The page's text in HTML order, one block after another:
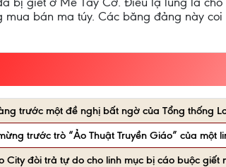
bán ma túy. Các băng đảng này
trước một đề nghị bất ngờ của Tổng thống
trước trò “Ảo Thuật Truyền Giáo” của một
City đòi trả tự do cho linh mục bị cáo buộc giết